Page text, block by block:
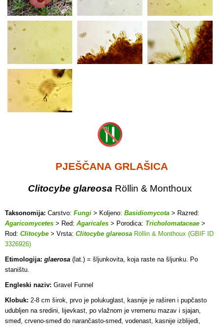
PJEŠČANA GRLAŠICA
Clitocybe glareosa Röllin & Monthoux
Taksonomija: Carstvo: Fungi > Koljeno: Basidiomycota > Razred:
Agaricomycetes > Red: Agaricales > Porodica: Tricholomataceae >
Rod: Clitocybe > Vrsta: Clitocybe glareosa Röllin & Monthoux (GBIF ID
3326926)
Etimologija: glaerosa (lat.) = šljunkovita, koja raste na šljunku. Po
staništu.
Engleski naziv: Gravel Funnel
Klobuk: 2-8 cm širok, prvo je polukuglast, kasnije je raširen i pupčasto
udubljen na sredini, lijevkast, po vlažnom je vremenu mazav i sjajan,
smeđ, crveno-smeđ do narančasto-smeđ, vodenast, kasnije izblijedi,